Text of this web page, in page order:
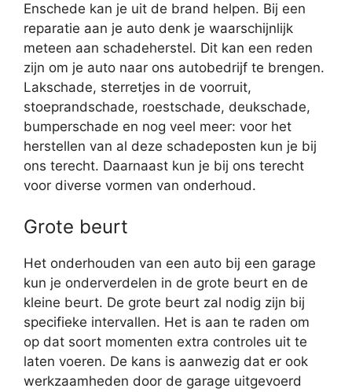
Enschede kan je uit de brand helpen. Bij een
reparatie aan je auto denk je waarschijnlijk
meteen aan schadeherstel. Dit kan een reden
zijn om je auto naar ons autobedrijf te brengen.
Lakschade, sterretjes in de voorruit,
stoeprandschade, roestschade, deukschade,
bumperschade en nog veel meer: voor het
herstellen van al deze schadeposten kun je bij
ons terecht. Daarnaast kun je bij ons terecht
voor diverse vormen van onderhoud.
Grote beurt
Het onderhouden van een auto bij een garage
kun je onderverdelen in de grote beurt en de
kleine beurt. De grote beurt zal nodig zijn bij
specifieke intervallen. Het is aan te raden om
op dat soort momenten extra controles uit te
laten voeren. De kans is aanwezig dat er ook
werkzaamheden door de garage uitgevoerd